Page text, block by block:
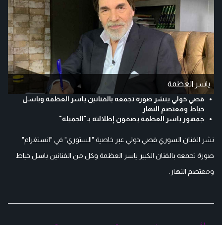
ياسر العظمة
قصي خولي ينشر صورة تجمعه بالفنانين ياسر العظمة وباسل
خياط ومعتصم النهار
جمهور ياسر العظمة يصفون إطلالته بـ"الجميلة"
نشر الفنان السوري قصي خولي عبر خاصية "الستوري" في "انستغرام"
صورة تجمعه بالفنان الكبير ياسر العظمة وكل من الفنانين باسل خياط
ومعتصم النهار.